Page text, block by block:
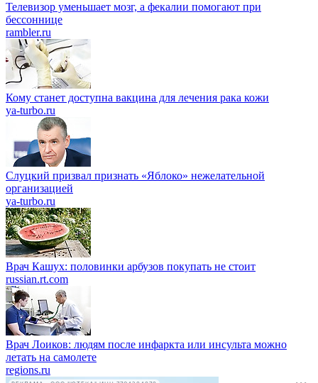
Телевизор уменьшает мозг, а фекалии помогают при
бессоннице
rambler.ru
Кому станет доступна вакцина для лечения рака кожи
ya-turbo.ru
Слуцкий призвал признать «Яблоко» нежелательной
организацией
ya-turbo.ru
Врач Кашух: половинки арбузов покупать не стоит
russian.rt.com
Врач Лоиков: людям после инфаркта или инсульта можно
летать на самолете
regions.ru